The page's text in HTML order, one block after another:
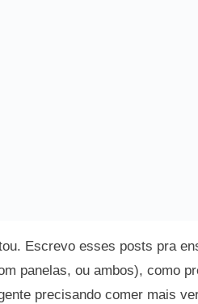
Escrevo esses posts pra
panelas, ou ambos), como
precisando comer mais